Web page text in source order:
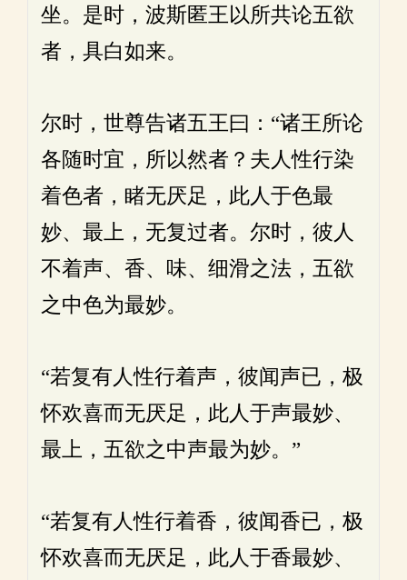
坐。是时，波斯匿王以所共论五欲
者，具白如来。
尔时，世尊告诸五王曰：“诸王所论
各随时宜，所以然者？夫人性行染
着色者，睹无厌足，此人于色最
妙、最上，无复过者。尔时，彼人
不着声、香、味、细滑之法，五欲
之中色为最妙。
“若复有人性行着声，彼闻声已，极
怀欢喜而无厌足，此人于声最妙、
最上，五欲之中声最为妙。”
“若复有人性行着香，彼闻香已，极
怀欢喜而无厌足，此人于香最妙、